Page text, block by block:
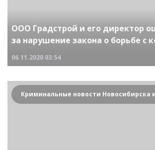
ООО Градстрой и его директор
за нарушение закона о борьбе с
06.11.2020 03:54